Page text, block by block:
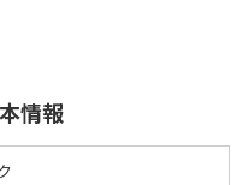
情報